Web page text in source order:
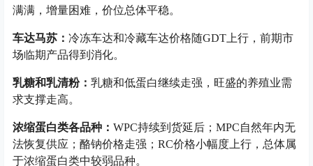
满满，增量困难，价位总体平稳。
车达马苏： 冷冻车达和冷藏车达价格随GDT上行，前期市
场临期产品得到消化。
乳糖和乳清粉： 乳糖和低蛋白继续走强，旺盛的养殖业需
求支撑走高。
浓缩蛋白类各品种： WPC持续到货延后；MPC自然年内无
法恢复供应；酪钠价格走强；RC价格小幅度上行，总体属
于浓缩蛋白类中较弱品种。